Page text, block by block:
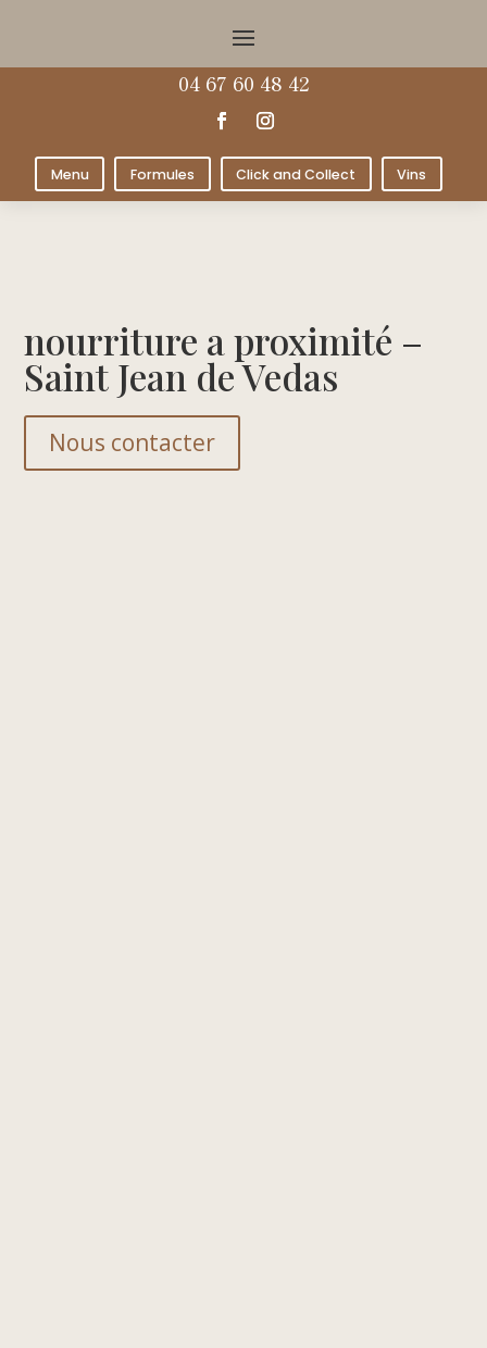
04 67 60 48 42
Menu Formules Click and Collect Vins
nourriture a proximité –
Saint Jean de Vedas
Nous contacter